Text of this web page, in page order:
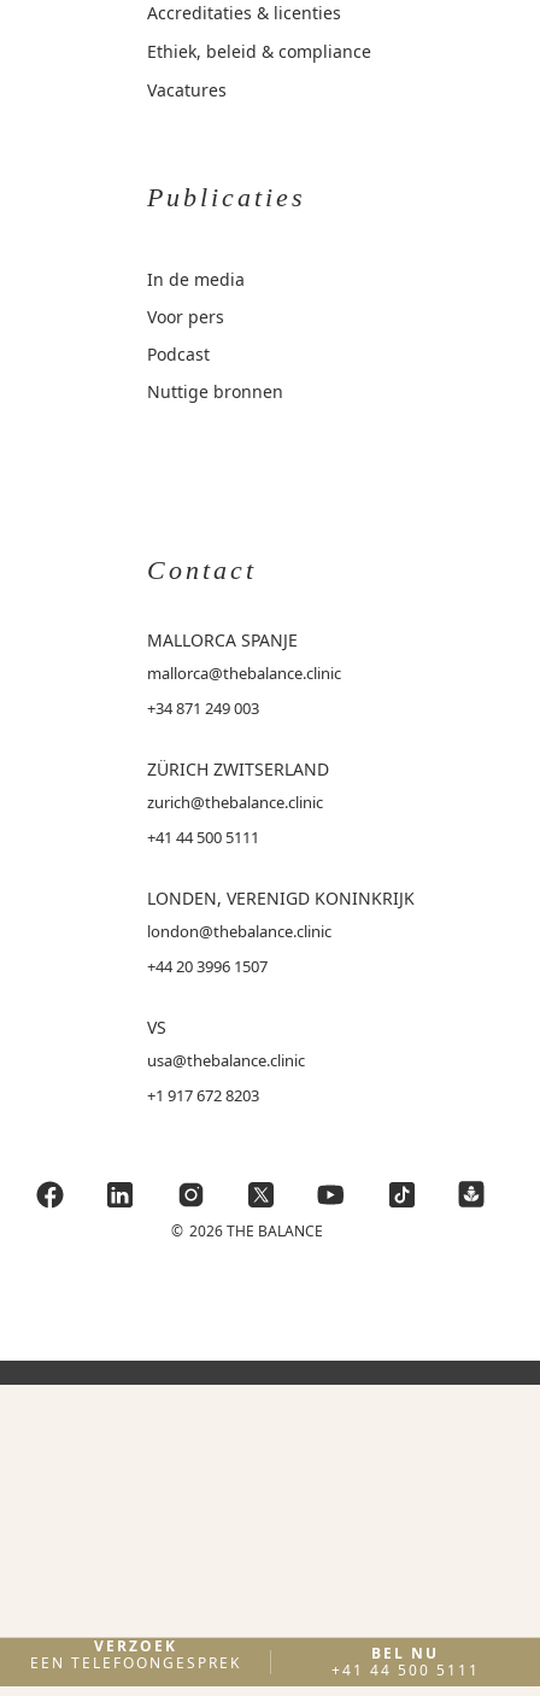
Accreditaties & licenties
Ethiek, beleid & compliance
Vacatures
Publicaties
In de media
Voor pers
Podcast
Nuttige bronnen
Contact
MALLORCA SPANJE
mallorca@thebalance.clinic
+34 871 249 003
ZÜRICH ZWITSERLAND
zurich@thebalance.clinic
+41 44 500 5111
LONDEN, VERENIGD KONINKRIJK
london@thebalance.clinic
+44 20 3996 1507
VS
usa@thebalance.clinic
+1 917 672 8203
© 2026 THE BALANCE
VERZOEK
EEN TELEFOONGESPREK
BEL NU
+41 44 500 5111